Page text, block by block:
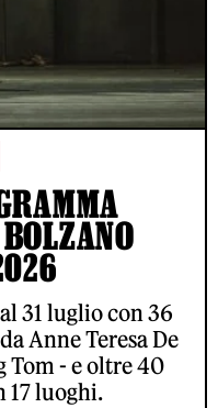
31 luglio con 36
Anne Teresa De
Tom - e oltre 40
luoghi.